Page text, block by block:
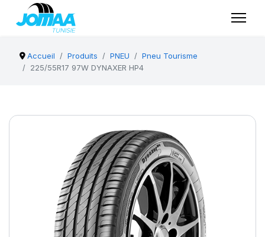
Accueil Produits PNEU
Pneu Tourisme
225/55R17 97W DYNAXER HP4